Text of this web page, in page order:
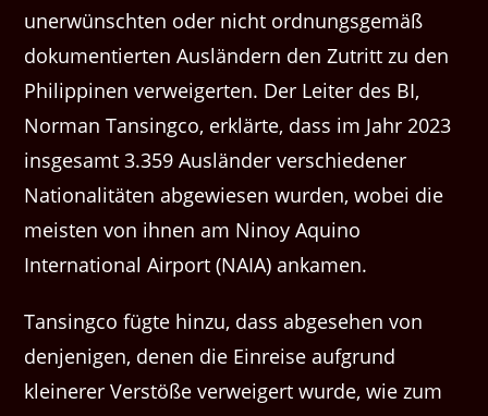
unerwünschten oder nicht ordnungsgemäß
dokumentierten Ausländern den Zutritt zu den
Philippinen verweigerten. Der Leiter des BI,
Norman Tansingco, erklärte, dass im Jahr 2023
insgesamt 3.359 Ausländer verschiedener
Nationalitäten abgewiesen wurden, wobei die
meisten von ihnen am Ninoy Aquino
International Airport (NAIA) ankamen.
Tansingco fügte hinzu, dass abgesehen von
denjenigen, denen die Einreise aufgrund
kleinerer Verstöße verweigert wurde, wie zum